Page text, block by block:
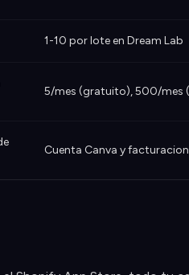
1-10 por lote en Dream Lab
5/mes (gratuito), 500/mes
Cuenta Canva y